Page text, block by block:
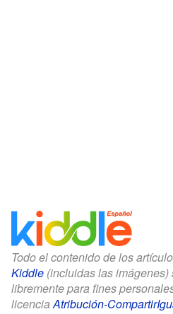
Todo el contenido de los
Kiddle (incluidas las
libremente para fines
licenciaAtribución-